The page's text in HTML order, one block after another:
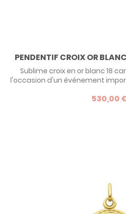
PENDENTIF CROIX OR
Sublime croix en or blanc 18
l'occasion d'un événement
530,00